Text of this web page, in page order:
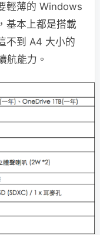
輕薄的 Windows
基本上都是搭載
不到 A4 大小的
航能力。